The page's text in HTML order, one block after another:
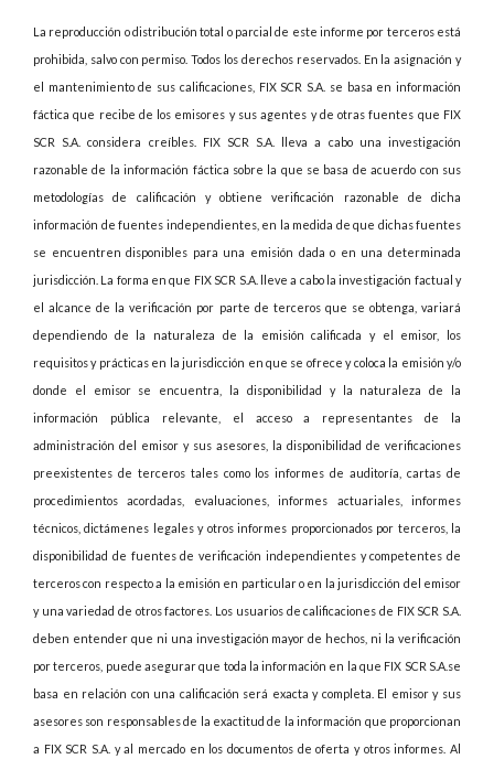
La reproducción o distribución total o parcial de este informe por terceros está
prohibida, salvo con permiso. Todos los derechos reservados. En la asignación y
el mantenimiento de sus calificaciones, FIX SCR S.A. se basa en información
fáctica que recibe de los emisores y sus agentes y de otras fuentes que FIX
SCR S.A. considera creíbles. FIX SCR S.A. lleva a cabo una investigación
razonable de la información fáctica sobre la que se basa de acuerdo con sus
metodologías de calificación y obtiene verificación razonable de dicha
información de fuentes independientes, en la medida de que dichas fuentes
se encuentren disponibles para una emisión dada o en una determinada
jurisdicción. La forma en que FIX SCR S.A. lleve a cabo la investigación factual y
el alcance de la verificación por parte de terceros que se obtenga, variará
dependiendo de la naturaleza de la emisión calificada y el emisor, los
requisitos y prácticas en la jurisdicción en que se ofrece y coloca la emisión y/o
donde el emisor se encuentra, la disponibilidad y la naturaleza de la
información pública relevante, el acceso a representantes de la
administración del emisor y sus asesores, la disponibilidad de verificaciones
preexistentes de terceros tales como los informes de auditoría, cartas de
procedimientos acordadas, evaluaciones, informes actuariales, informes
técnicos, dictámenes legales y otros informes proporcionados por terceros, la
disponibilidad de fuentes de verificación independientes y competentes de
terceros con respecto a la emisión en particular o en la jurisdicción del emisor
y una variedad de otros factores. Los usuarios de calificaciones de FIX SCR S.A.
deben entender que ni una investigación mayor de hechos, ni la verificación
por terceros, puede asegurar que toda la información en la que FIX SCR S.A.se
basa en relación con una calificación será exacta y completa. El emisor y sus
asesores son responsables de la exactitud de la información que proporcionan
a FIX SCR S.A. y al mercado en los documentos de oferta y otros informes. Al